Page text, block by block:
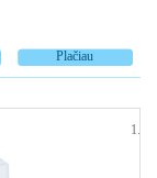
Plačiau